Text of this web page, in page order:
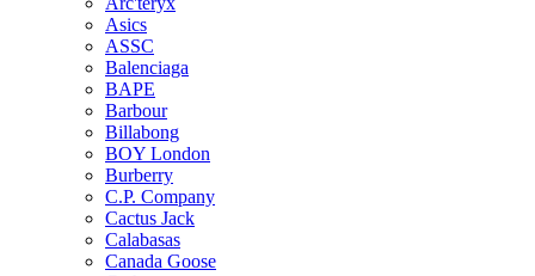
Asics
ASSC
Balenciaga
BAPE
Barbour
Billabong
BOY London
Burberry
C.P. Company
Cactus Jack
Calabasas
Canada Goose